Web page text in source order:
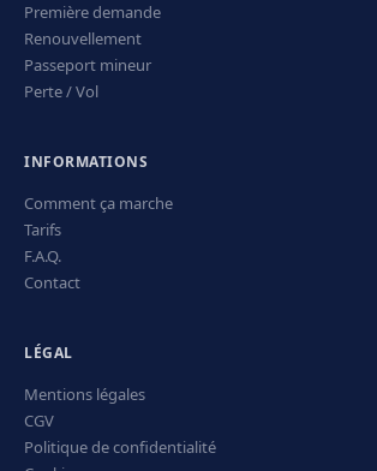
Première demande
Renouvellement
Passeport mineur
Perte / Vol
INFORMATIONS
Comment ça marche
Tarifs
F.A.Q.
Contact
LÉGAL
Mentions légales
CGV
Politique de confidentialité